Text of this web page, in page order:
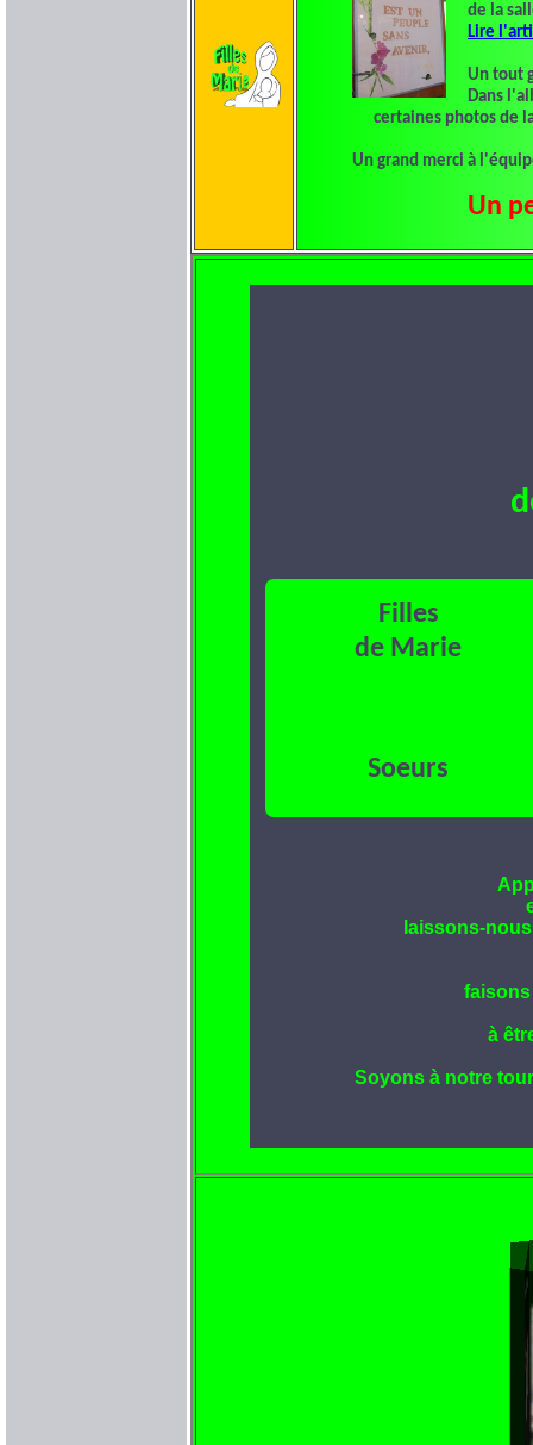
de la
Lire
Un tout
Dans
certaines photos de
Un grand merci à
Un
Filles
de Marie
Soeurs
laissons-
à
Soyons à notre